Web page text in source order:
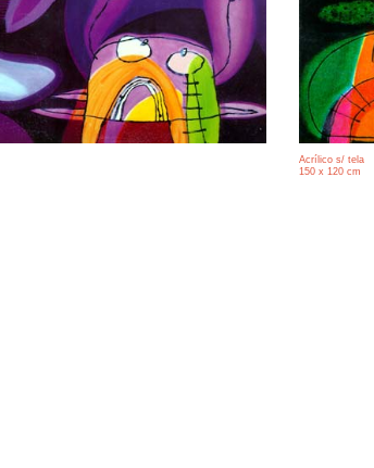
Acrílico s/ tela
150 x 120 cm